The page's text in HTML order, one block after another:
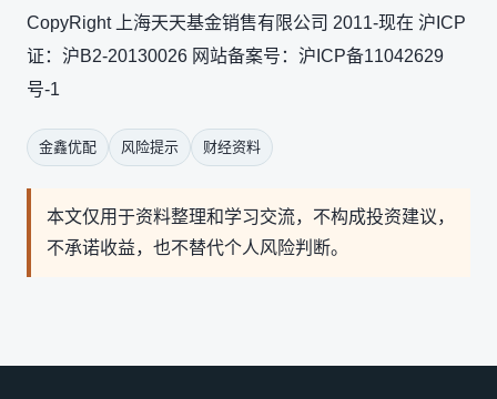
CopyRight 上海天天基金销售有限公司 2011-现在 沪ICP
证：沪B2-20130026 网站备案号：沪ICP备11042629
号-1
金鑫优配 风险提示 财经资料
本文仅用于资料整理和学习交流，不构成投资建议，
不承诺收益，也不替代个人风险判断。